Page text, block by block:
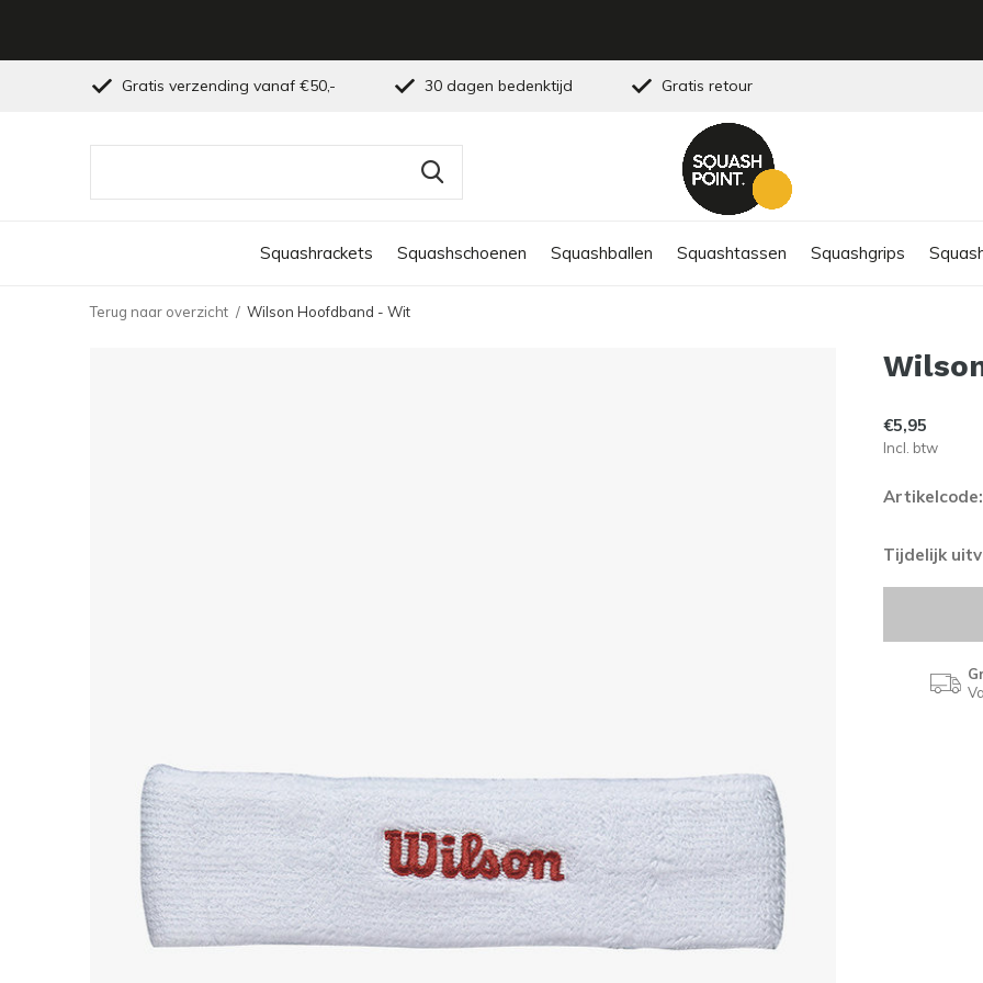
Squashrackets Squashschoenen Squashballen Squashtassen Squashgrips
Gratis verzending vanaf €50,- 30 dagen bedenktijd Gratis retour
Terug naar overzicht Wilson Hoofdband - Wit
€5,95
Incl. btw
Artikelcode:
Tijdelijk